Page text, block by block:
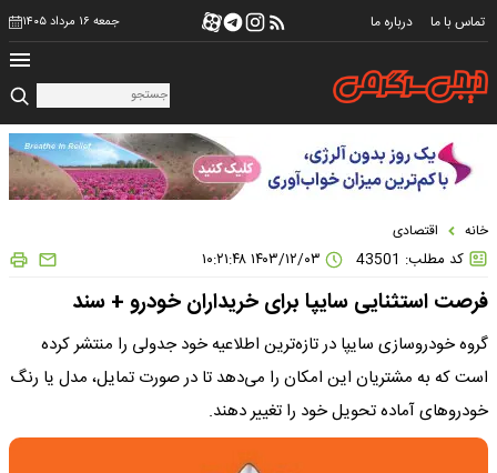
تماس با ما درباره ما جمعه ۱۶ مرداد ۱۴۰۵
خانه اقتصادی
کد مطلب: 43501
فرصت استثنایی سایپا برای خریداران خودرو + سند
گروه خودروسازی سایپا در تازه‌ترین اطلاعیه خود جدولی را منتشر کرده
است که به مشتریان این امکان را می‌دهد تا در صورت تمایل، مدل یا رنگ
خودروهای آماده تحویل خود را تغییر دهند.